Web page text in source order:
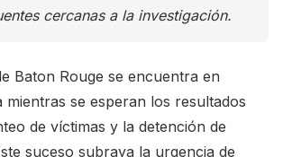
cercanas a la investigación.
Baton Rouge se encuentra en
mientras se esperan los resultados
de víctimas y la detención de
suceso subraya la urgencia de